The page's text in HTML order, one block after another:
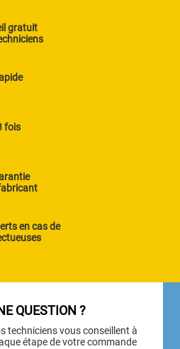
gratuit
fois
en cas de
QUESTION ?
techniciens vous conseillent à
étape de votre commande